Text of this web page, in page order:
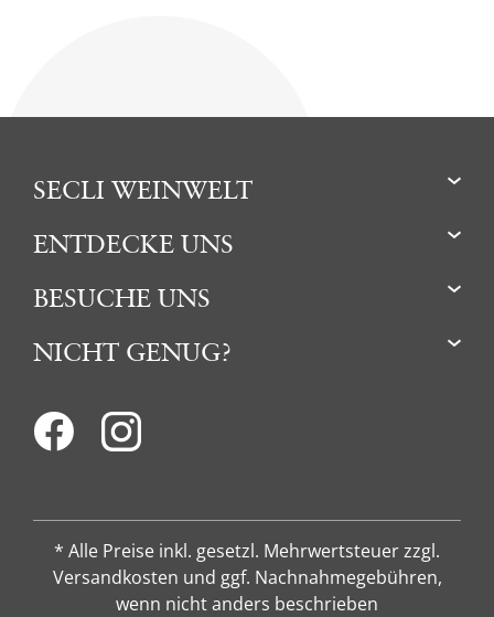
SECLI WEINWELT
ENTDECKE UNS
BESUCHE UNS
NICHT GENUG?
* Alle Preise inkl. gesetzl. Mehrwertsteuer zzgl.
Versandkosten und ggf. Nachnahmegebühren,
wenn nicht anders beschrieben